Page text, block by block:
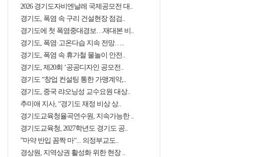
2026 경기도자비엔날레 국제공모전 대..
경기도, 폭염 속 구리 건설현장 점검..
경기도에 첫 폭염중대경보…재대본 비..
경기도, 폭염·고온다습 지속 전망…..
경기도, 폭염 속 휴가철 물놀이 안전..
경기도, 제20회 ‘공공디자인 공모전..
경기도 “창업 컨설팅 통한 가맹계약,..
경기도, 중국 랴오닝성 교수요원 대상..
추미애 지사, “경기도 재정 비상 상..
경기도교육청율곡연수원, 지속가능한 ..
경기도교육청, 2027학년도 경기도 공..
”마약 반입 꼼짝 마“... 의정부교도..
경상원, 지역상권 활성화 위한 현장 ..